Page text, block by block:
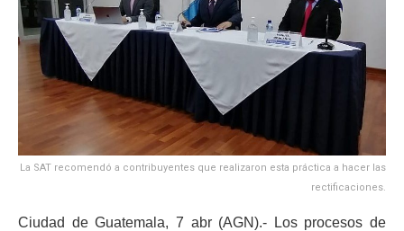
La SAT recomendó a contribuyentes que realizaron esta práctica a hacer las
rectificaciones.
Ciudad de Guatemala, 7 abr (AGN).- Los procesos de